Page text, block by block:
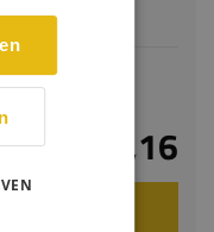
€ 32,16